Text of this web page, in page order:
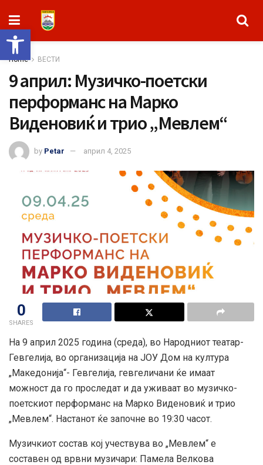
Open toolbar
Home ВЕСТИ
9 април: Музичко-поетски
перформанс на Марко
Виденовиќ и трио „Мевлем“
by Petar април 4, 2025
0
SHARES
На 9 април 2025 година (среда), во Народниот театар-
Гевгелија, во организација на ЈОУ Дом на култура
„Македонија“- Гевгелија, гевгеличани ќе имаат
можност да го проследат и да уживаат во музичко-
поетскиот перформанс на Марко Виденовиќ и трио
„Мевлем“. Настанот ќе започне во 19:30 часот.
Музичкиот состав кој учествува во „Мевлем“ е
составен од врвни музичари: Памела Велкова